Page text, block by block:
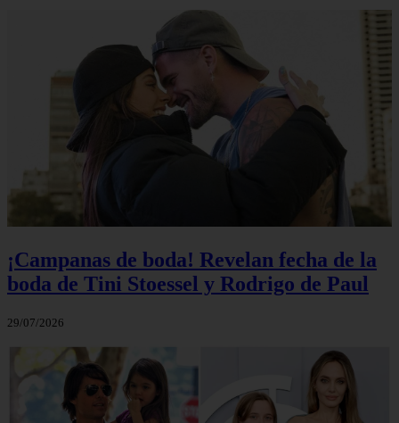
¡Campanas de boda! Revelan fecha de la
boda de Tini Stoessel y Rodrigo de Paul
29/07/2026